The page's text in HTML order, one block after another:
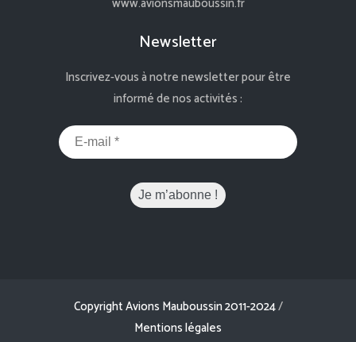
Newsletter
Inscrivez-vous à notre newsletter pour être
informé de nos activités :
Copyright Avions Mauboussin 2011-2024/
Mentions légales